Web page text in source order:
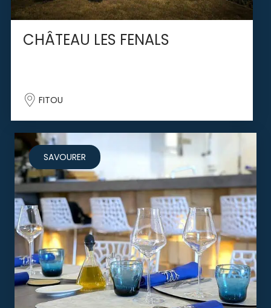
CHÂTEAU LES FENALS
FITOU
SAVOURER